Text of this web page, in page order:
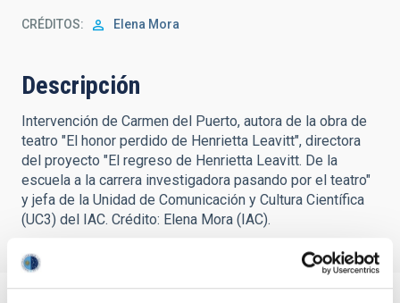
CRÉDITOS Elena Mora
Descripción
Intervención de Carmen del Puerto, autora de la obra de
teatro "El honor perdido de Henrietta Leavitt", directora
del proyecto "El regreso de Henrietta Leavitt. De la
escuela a la carrera investigadora pasando por el teatro"
y jefa de la Unidad de Comunicación y Cultura Científica
(UC3) del IAC. Crédito: Elena Mora (IAC).